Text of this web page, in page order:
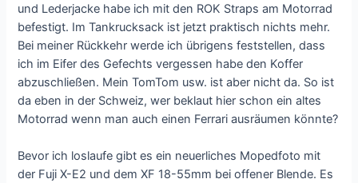
und Lederjacke habe ich mit den ROK Straps am Motorrad
befestigt. Im Tankrucksack ist jetzt praktisch nichts mehr.
Bei meiner Rückkehr werde ich übrigens feststellen, dass
ich im Eifer des Gefechts vergessen habe den Koffer
abzuschließen. Mein TomTom usw. ist aber nicht da. So ist
da eben in der Schweiz, wer beklaut hier schon ein altes
Motorrad wenn man auch einen Ferrari ausräumen könnte?
Bevor ich loslaufe gibt es ein neuerliches Mopedfoto mit
der Fuji X-E2 und dem XF 18-55mm bei offener Blende. Es